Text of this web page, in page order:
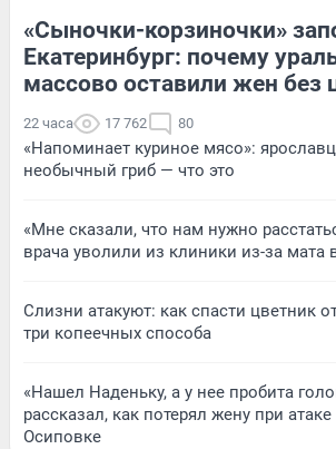
«Сыночки-корзиночки»
Екатеринбург: почему
массово оставили жен без
22 часа 17 762 80
«Напоминает куриное мясо»:
необычный гриб — что это
«Мне сказали, что нам нужно
врача уволили из клиники из-за мата
Слизни атакуют: как спасти цветник
три копеечных способа
«Нашел Наденьку, а у нее пробита
рассказал, как потерял жену при
Осиповке